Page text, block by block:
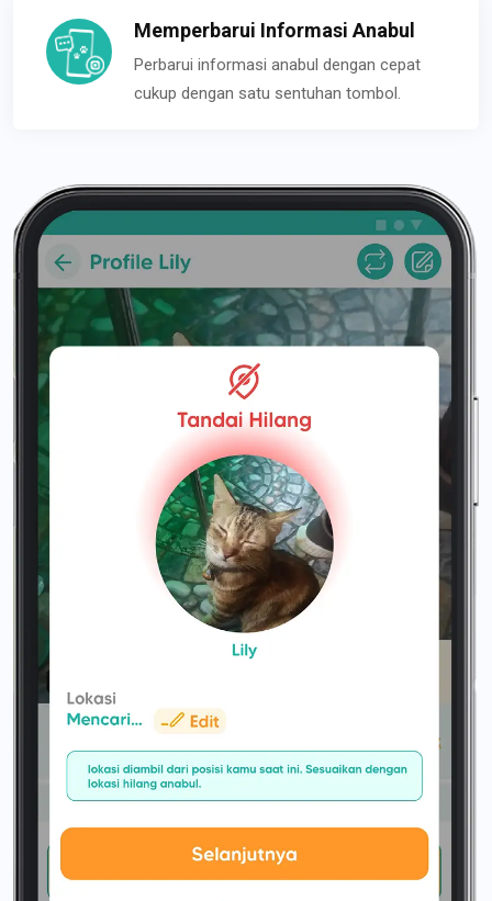
Memperbarui Informasi Anabul
Perbarui informasi anabul dengan cepat
cukup dengan satu sentuhan tombol.